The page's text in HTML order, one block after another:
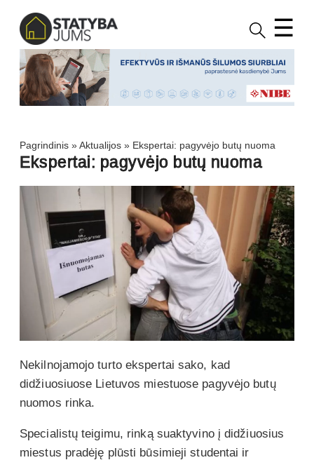
☰
Pagrindinis »Aktualijos » Ekspertai: pagyvėjo butų nuoma
Ekspertai: pagyvėjo butų nuoma
Nekilnojamojo turto ekspertai sako, kad
didžiuosiuose Lietuvos miestuose pagyvėjo butų
nuomos rinka.
Specialistų teigimu, rinką suaktyvino į didžiuosius
miestus pradėję plūsti būsimieji studentai ir